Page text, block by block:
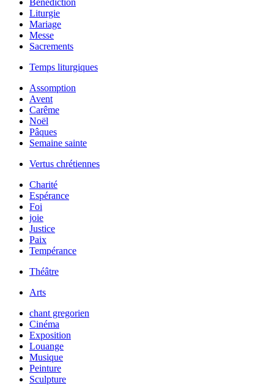
Bénédiction
Liturgie
Mariage
Messe
Sacrements
Temps liturgiques
Assomption
Avent
Carême
Noël
Pâques
Semaine sainte
Vertus chrétiennes
Charité
Espérance
Foi
joie
Justice
Paix
Tempérance
Théâtre
Arts
chant gregorien
Cinéma
Exposition
Louange
Musique
Peinture
Sculpture